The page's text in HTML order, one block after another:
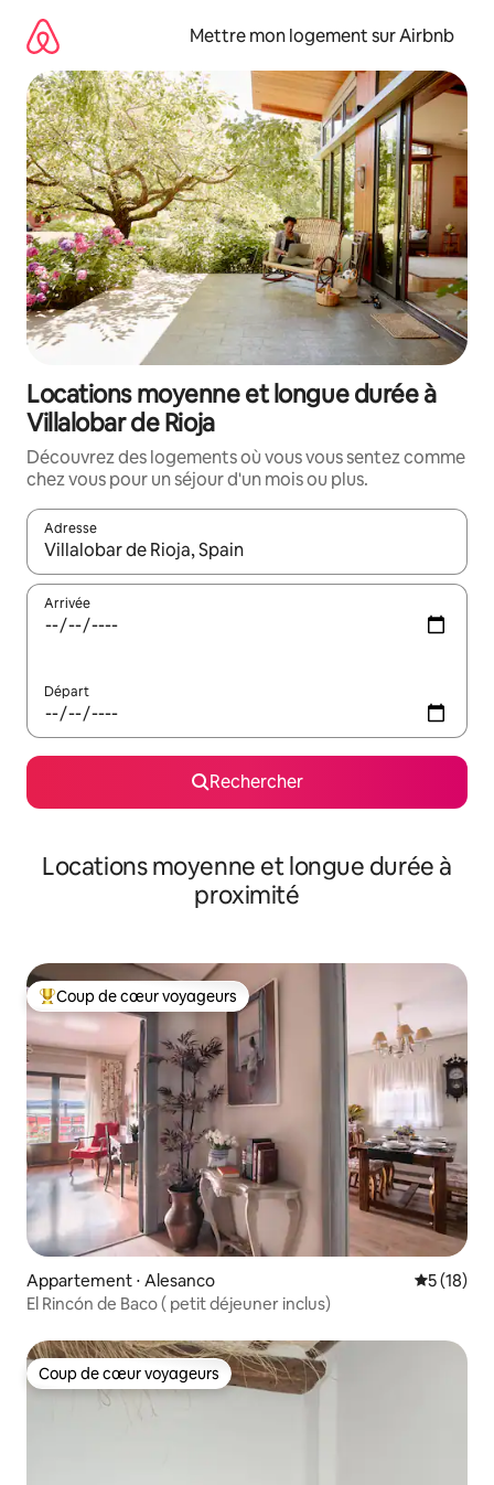
directement
contenu
Mettre mon logement sur Airbnb
Locations moyenne et longue durée à
Villalobar de Rioja
Découvrez des logements où vous vous sentez comme
chez vous pour un séjour d'un mois ou plus.
Adresse
Lorsque les résultats s'affichent, utilisez les flèches vers le
Arrivée
Départ
Rechercher
Locations moyenne et longue durée à
proximité
Coups de cœur voyageurs les plus appréciés
Coup de cœur voyageurs
Appartement ⋅ Alesanco
5 (18)
El Rincón de Baco ( petit déjeuner inclus)
Coup de cœur voyageurs
Coup de cœur voyageurs